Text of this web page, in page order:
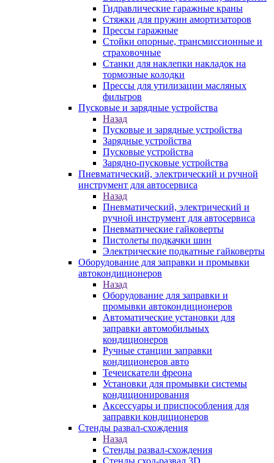
Гидравлические гаражные краны
Стяжки для пружин амортизаторов
Прессы гаражные
Стойки опорные, трансмиссионные и
страховочные
Станки для наклепки накладок на
тормозные колодки
Прессы для утилизации масляных
фильтров
Пусковые и зарядные устройства
Назад
Пусковые и зарядные устройства
Зарядные устройства
Пусковые устройства
Зарядно-пусковые устройства
Пневматический, электрический и ручной
инструмент для автосервиса
Назад
Пневматический, электрический и
ручной инструмент для автосервиса
Пневматические гайковерты
Пистолеты подкачки шин
Электрические подкатные гайковерты
Оборудование для заправки и промывки
автокондиционеров
Назад
Оборудование для заправки и
промывки автокондиционеров
Автоматические установки для
заправки автомобильных
кондиционеров
Ручные станции заправки
кондиционеров авто
Течеискатели фреона
Установки для промывки системы
кондиционирования
Аксессуары и приспособления для
заправки кондиционеров
Стенды развал-схождения
Назад
Стенды развал-схождения
Стенды сход-развал 3D